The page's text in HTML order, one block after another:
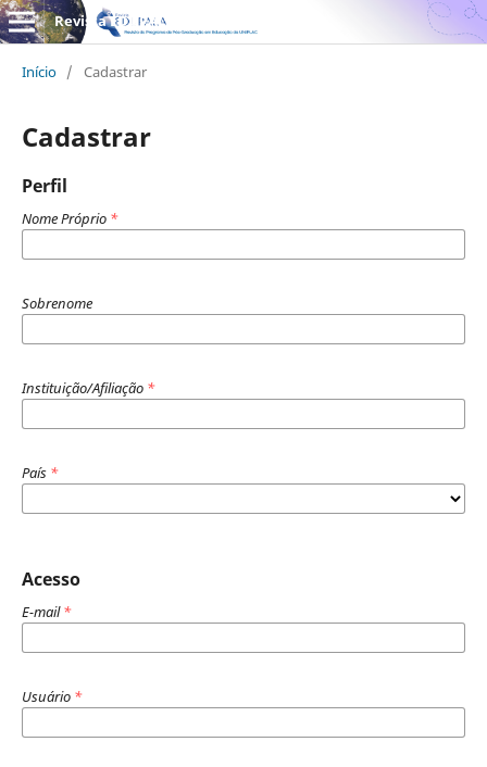
Revista EDUPALA
Início / Cadastrar
Cadastrar
Perfil
Nome Próprio *
Sobrenome
Instituição/Afiliação *
País *
Acesso
E-mail*
Usuário *